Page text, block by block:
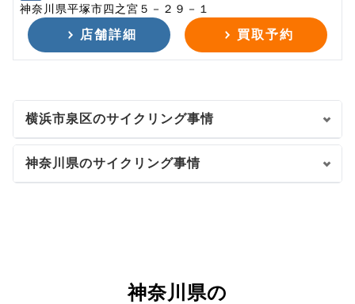
神奈川県平塚市四之宮５－２９－１
店舗詳細 買取予約
横浜市泉区のサイクリング事情
神奈川県のサイクリング事情
神奈川県の